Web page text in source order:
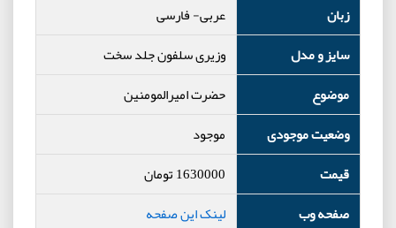
زبان
عربی- فارسی
سایز و مدل
وزیری سلفون جلد سخت
موضوع
حضرت امیرالمومنین
وضعیت موجودی
موجود
قیمت
1630000تومان
صفحه وب
لینک این صفحه